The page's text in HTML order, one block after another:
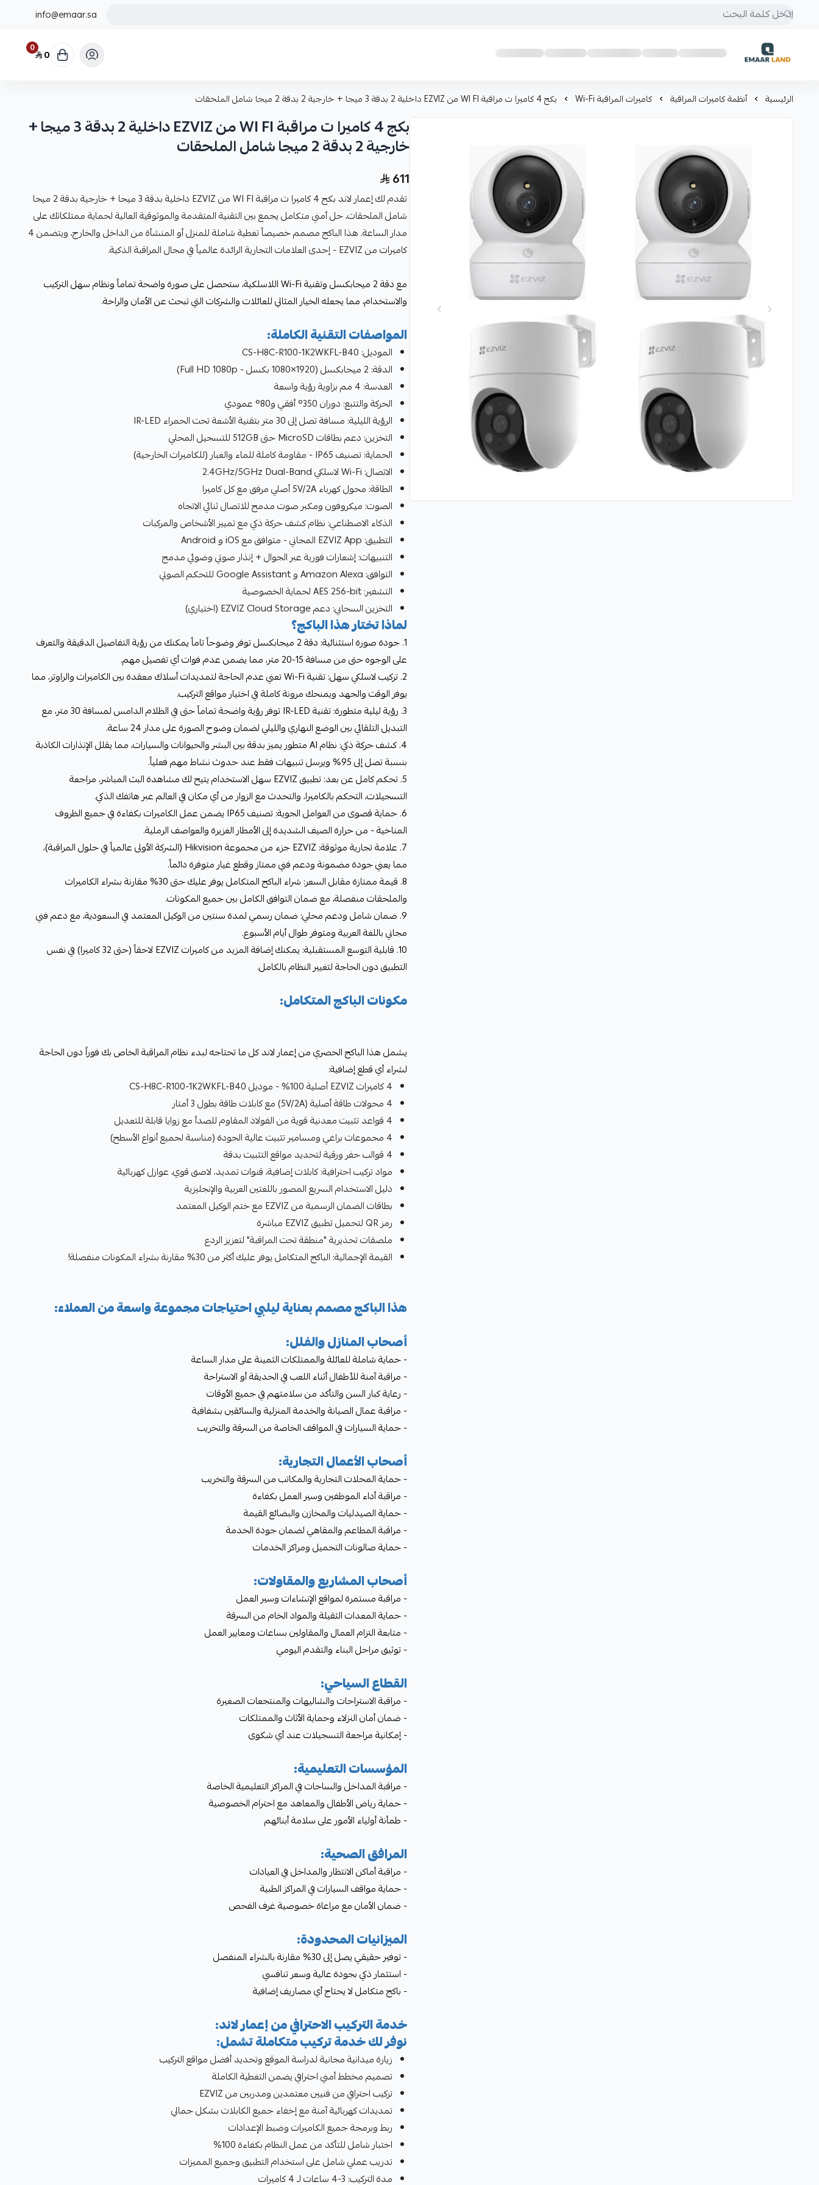
info@emaar.sa
إعمار لاند
0 0
الرئيسية أنظمة كاميرات المراقبة كاميرات المراقبة Wi-Fi بكج 4 كاميرا ت مراقبة WI FI من EZVIZ داخلية 2 بدقة 3 ميجا + خارجية 2 بدقة 2 ميجا شامل الملحقات
بكج 4 كاميرا ت مراقبة WI FI من EZVIZ داخلية 2 بدقة 3 ميجا +
خارجية 2 بدقة 2 ميجا شامل الملحقات
611
تقدم لك إعمار لاند بكج 4 كاميرا ت مراقبة WI FI من EZVIZ داخلية بدقة 3 ميجا + خارجية بدقة 2 ميجا
شامل الملحقات، حل أمني متكامل يجمع بين التقنية المتقدمة والموثوقية العالية لحماية ممتلكاتك على
مدار الساعة. هذا الباكج مصمم خصيصاً تغطية شاملة للمنزل أو المنشأة من الداخل والخارج، ويتضمن 4
كاميرات من EZVIZ - إحدى العلامات التجارية الرائدة عالمياً في مجال المراقبة الذكية.
مع دقة 2 ميجابكسل وتقنية Wi-Fi اللاسلكية، ستحصل على صورة واضحة تماماً ونظام سهل التركيب
والاستخدام، مما يجعله الخيار المثالي للعائلات والشركات التي تبحث عن الأمان والراحة.
المواصفات التقنية الكاملة:
الموديل: CS-H8C-R100-1K2WKFL-B40
الدقة: 2 ميجابكسل (1920×1080 بكسل - Full HD 1080p)
العدسة: 4 مم بزاوية رؤية واسعة
الحركة والتتبع: دوران 350° أفقي و80° عمودي
الرؤية الليلية: مسافة تصل إلى 30 متر بتقنية الأشعة تحت الحمراء IR-LED
التخزين: دعم بطاقات MicroSD حتى 512GB للتسجيل المحلي
الحماية: تصنيف IP65 - مقاومة كاملة للماء والغبار (للكاميرات الخارجية)
الاتصال: Wi-Fi لاسلكي 2.4GHz/5GHz Dual-Band
الطاقة: محول كهرباء 5V/2A أصلي مرفق مع كل كاميرا
الصوت: ميكروفون ومكبر صوت مدمج للاتصال ثنائي الاتجاه
الذكاء الاصطناعي: نظام كشف حركة ذكي مع تمييز الأشخاص والمركبات
التطبيق: EZVIZ App المجاني - متوافق مع iOS و Android
التنبيهات: إشعارات فورية عبر الجوال + إنذار صوتي وضوئي مدمج
التوافق: Amazon Alexa و Google Assistant للتحكم الصوتي
التشفير: AES 256-bit لحماية الخصوصية
التخزين السحابي: دعم EZVIZ Cloud Storage (اختياري)
لماذا تختار هذا الباكج؟
1. جودة صورة استثنائية: دقة 2 ميجابكسل توفر وضوحاً تاماً يمكنك من رؤية التفاصيل الدقيقة والتعرف
على الوجوه حتى من مسافة 15-20 متر، مما يضمن عدم فوات أي تفصيل مهم.
2. تركيب لاسلكي سهل: تقنية Wi-Fi تعني عدم الحاجة لتمديدات أسلاك معقدة بين الكاميرات والراوتر، مما
يوفر الوقت والجهد ويمنحك مرونة كاملة في اختيار مواقع التركيب.
3. رؤية ليلية متطورة: تقنية IR-LED توفر رؤية واضحة تماماً حتى في الظلام الدامس لمسافة 30 متر، مع
التبديل التلقائي بين الوضع النهاري والليلي لضمان وضوح الصورة على مدار 24 ساعة.
4. كشف حركة ذكي: نظام AI متطور يميز بدقة بين البشر والحيوانات والسيارات، مما يقلل الإنذارات الكاذبة
بنسبة تصل إلى 95% ويرسل تنبيهات فقط عند حدوث نشاط مهم فعلياً.
5. تحكم كامل عن بعد: تطبيق EZVIZ سهل الاستخدام يتيح لك مشاهدة البث المباشر، مراجعة
التسجيلات، التحكم بالكاميرا، والتحدث مع الزوار من أي مكان في العالم عبر هاتفك الذكي.
6. حماية قصوى من العوامل الجوية: تصنيف IP65 يضمن عمل الكاميرات بكفاءة في جميع الظروف
المناخية - من حرارة الصيف الشديدة إلى الأمطار الغزيرة والعواصف الرملية.
7. علامة تجارية موثوقة: EZVIZ جزء من مجموعة Hikvision (الشركة الأولى عالمياً في حلول المراقبة)،
مما يعني جودة مضمونة ودعم فني ممتاز وقطع غيار متوفرة دائماً.
8. قيمة ممتازة مقابل السعر: شراء الباكج المتكامل يوفر عليك حتى 30% مقارنة بشراء الكاميرات
والملحقات منفصلة، مع ضمان التوافق الكامل بين جميع المكونات.
9. ضمان شامل ودعم محلي: ضمان رسمي لمدة سنتين من الوكيل المعتمد في السعودية، مع دعم فني
مجاني باللغة العربية ومتوفر طوال أيام الأسبوع.
10. قابلية التوسع المستقبلية: يمكنك إضافة المزيد من كاميرات EZVIZ لاحقاً (حتى 32 كاميرا) في نفس
التطبيق دون الحاجة لتغيير النظام بالكامل.
مكونات الباكج المتكامل:
يشمل هذا الباكج الحصري من إعمار لاند كل ما تحتاجه لبدء نظام المراقبة الخاص بك فوراً دون الحاجة
لشراء أي قطع إضافية:
4 كاميرات EZVIZ أصلية 100% - موديل CS-H8C-R100-1K2WKFL-B40
4 محولات طاقة أصلية (5V/2A) مع كابلات طاقة بطول 3 أمتار
4 قواعد تثبيت معدنية قوية من الفولاذ المقاوم للصدأ مع زوايا قابلة للتعديل
4 مجموعات براغي ومسامير تثبيت عالية الجودة (مناسبة لجميع أنواع الأسطح)
4 قوالب حفر ورقية لتحديد مواقع التثبيت بدقة
مواد تركيب احترافية: كابلات إضافية، قنوات تمديد، لاصق قوي، عوازل كهربائية
دليل الاستخدام السريع المصور باللغتين العربية والإنجليزية
بطاقات الضمان الرسمية من EZVIZ مع ختم الوكيل المعتمد
رمز QR لتحميل تطبيق EZVIZ مباشرة
ملصقات تحذيرية "منطقة تحت المراقبة" لتعزيز الردع
القيمة الإجمالية: الباكج المتكامل يوفر عليك أكثر من 30% مقارنة بشراء المكونات منفصلة!
هذا الباكج مصمم بعناية ليلبي احتياجات مجموعة واسعة من العملاء:
أصحاب المنازل والفلل:
- حماية شاملة للعائلة والممتلكات الثمينة على مدار الساعة
- مراقبة آمنة للأطفال أثناء اللعب في الحديقة أو الاستراحة
- رعاية كبار السن والتأكد من سلامتهم في جميع الأوقات
- مراقبة عمال الصيانة والخدمة المنزلية والسائقين بشفافية
- حماية السيارات في المواقف الخاصة من السرقة والتخريب
أصحاب الأعمال التجارية:
- حماية المحلات التجارية والمكاتب من السرقة والتخريب
- مراقبة أداء الموظفين وسير العمل بكفاءة
- حماية الصيدليات والمخازن والبضائع القيمة
- مراقبة المطاعم والمقاهي لضمان جودة الخدمة
- حماية صالونات التجميل ومراكز الخدمات
أصحاب المشاريع والمقاولات:
- مراقبة مستمرة لمواقع الإنشاءات وسير العمل
- حماية المعدات الثقيلة والمواد الخام من السرقة
- متابعة التزام العمال والمقاولين بساعات ومعايير العمل
- توثيق مراحل البناء والتقدم اليومي
القطاع السياحي:
- مراقبة الاستراحات والشاليهات والمنتجعات الصغيرة
- ضمان أمان النزلاء وحماية الأثاث والممتلكات
- إمكانية مراجعة التسجيلات عند أي شكوى
المؤسسات التعليمية:
- مراقبة المداخل والساحات في المراكز التعليمية الخاصة
- حماية رياض الأطفال والمعاهد مع احترام الخصوصية
- طمأنة أولياء الأمور على سلامة أبنائهم
المرافق الصحية:
- مراقبة أماكن الانتظار والمداخل في العيادات
- حماية مواقف السيارات في المراكز الطبية
- ضمان الأمان مع مراعاة خصوصية غرف الفحص
الميزانيات المحدودة:
- توفير حقيقي يصل إلى 30% مقارنة بالشراء المنفصل
- استثمار ذكي بجودة عالية وسعر تنافسي
- باكج متكامل لا يحتاج أي مصاريف إضافية
خدمة التركيب الاحترافي من إعمار لاند:
نوفر لك خدمة تركيب متكاملة تشمل:
زيارة ميدانية مجانية لدراسة الموقع وتحديد أفضل مواقع التركيب
تصميم مخطط أمني احترافي يضمن التغطية الكاملة
تركيب احترافي من فنيين معتمدين ومدربين من EZVIZ
تمديدات كهربائية آمنة مع إخفاء جميع الكابلات بشكل جمالي
ربط وبرمجة جميع الكاميرات وضبط الإعدادات
اختبار شامل للتأكد من عمل النظام بكفاءة 100%
تدريب عملي شامل على استخدام التطبيق وجميع المميزات
مدة التركيب: 3-4 ساعات لـ 4 كاميرات